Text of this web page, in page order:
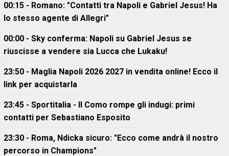
00:15 - Romano: "Contatti tra Napoli e Gabriel Jesus! Ha
lo stesso agente di Allegri"
00:00 - Sky conferma: Napoli su Gabriel Jesus se
riuscisse a vendere sia Lucca che Lukaku!
23:50 - Maglia Napoli 2026 2027 in vendita online! Ecco il
link per acquistarla
23:45 - Sportitalia - Il Como rompe gli indugi: primi
contatti per Sebastiano Esposito
23:30 - Roma, Ndicka sicuro: "Ecco come andrà il nostro
percorso in Champions"